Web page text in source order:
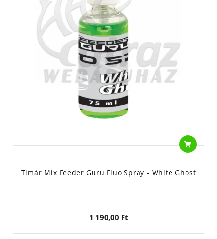
Timár Mix Feeder Guru Fluo Spray - White Ghost
1 190,00 Ft